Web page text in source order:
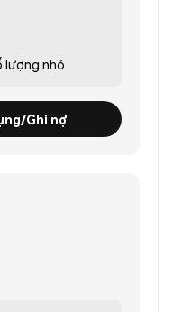
lượng nhỏ
Ghi nợ